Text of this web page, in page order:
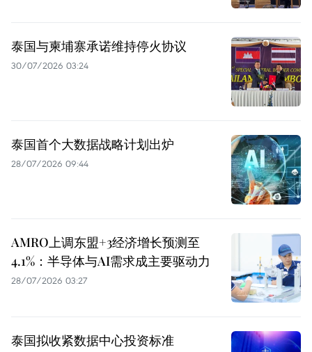
泰国与柬埔寨承诺维持停火协议
30/07/2026 03:24
泰国首个大数据战略计划出炉
28/07/2026 09:44
AMRO上调东盟+3经济增长预测至
4.1%：半导体与AI需求成主要驱动力
28/07/2026 03:27
泰国拟收紧数据中心投资标准